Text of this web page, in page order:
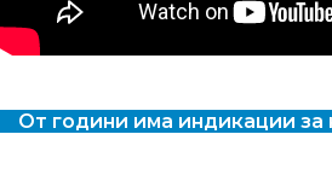
От години има индикации